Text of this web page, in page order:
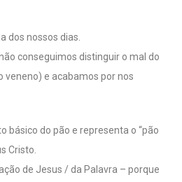
dos nossos dias.
conseguimos distinguir o mal do
veneno) e acabamos por nos
básico do pão e representa o “pão
Cristo.
de Jesus / da Palavra – porque